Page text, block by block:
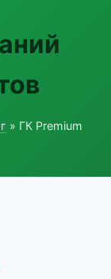
» ГК Premium